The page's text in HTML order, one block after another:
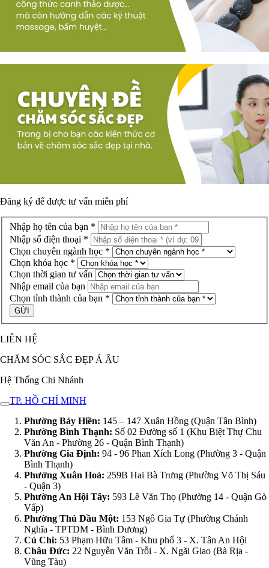
Đăng ký để được tư vấn miễn phí
Nhập họ tên của bạn *
Nhập số điện thoại *
Chọn chuyên ngành học *
Chọn khóa học *
Chọn thời gian tư vấn
Nhập email của bạn
Chọn tỉnh thành của bạn *
LIÊN HỆ
CHĂM SÓC SẮC ĐẸP Á ÂU
Hệ Thống Chi Nhánh
TP. HỒ CHÍ MINH
Phường Bảy Hiền: 145 – 147 Xuân Hồng (Quận Tân Bình)
Phường Bình Thạnh: Số 02 Đường số 1 (Khu Biệt Thự Chu
Văn An - Phường 26 - Quận Bình Thạnh)
Phường Gia Định: 94 - 96 Phan Xích Long (Phường 3 - Quận
Bình Thạnh)
Phường Xuân Hoà: 259B Hai Bà Trưng (Phường Võ Thị Sáu
- Quận 3)
Phường An Hội Tây: 593 Lê Văn Thọ (Phường 14 - Quận Gò
Vấp)
Phường Thủ Dầu Một: 153 Ngô Gia Tự (Phường Chánh
Nghĩa - TPTDM - Bình Dương)
Củ Chi: 53 Phạm Hữu Tâm - Khu phố 3 - X. Tân An Hội
Châu Đức: 22 Nguyễn Văn Trỗi - X. Ngãi Giao (Bà Rịa -
Vũng Tàu)